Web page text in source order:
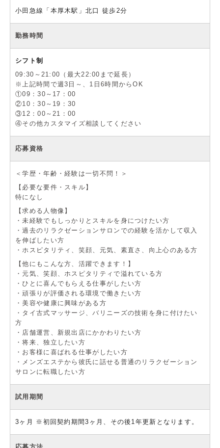
小田急線「本厚木駅」北口 徒歩2分
勤務時間
シフト制
09:30～21:00（最大22:00まで延長）
※上記時間で週3日～、1日6時間からOK
①09：30～17：00
②10：30～19：30
③12：00～21：00
④その他カスタマイズ相談してください
応募資格
＜学歴・年齢・経験は一切不問！＞
【必要な要件・スキル】
特になし
【求める人物像】
・未経験でもしっかりとスキルを身につけたい方
・過去のリラクゼーションサロンでの経験を活かして収入
を伸ばしたい方
・ホスピタリティ、笑顔、元気、素直さ、向上心のある方
【他にもこんな方、活躍できます！】
・元気、笑顔、ホスピタリティで溢れている方
・ひとに喜んでもらえる仕事がしたい方
・頑張りが評価される環境で働きたい方
・美容や健康に興味がある方
・タイ古式マッサージ、バリニーズの技術を身に付けたい
方
・店舗運営、新規出店にかかわりたい方
・将来、独立したい方
・お客様に喜ばれる仕事がしたい方
・メンズエステから彼氏に話せる普通のリラクゼーション
サロンに転職したい方
試用期間
3ヶ月 ※初回契約期間3ヶ月、その後1年更新となります。